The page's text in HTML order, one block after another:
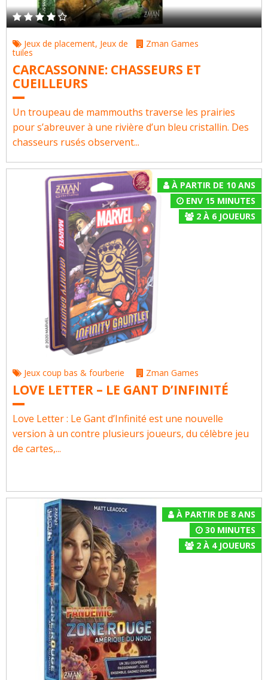
Jeux de placement, Jeux de
tuiles
Zman Games
CARCASSONNE: CHASSEURS ET
CUEILLEURS
Un troupeau de mammouths traverse les prairies
pour s’abreuver à une rivière d’un bleu cristallin. Des
chasseurs rusés observent...
À PARTIR DE 10 ANS
ENV 15 MINUTES
2À 6JOUEURS
Jeux coup bas & fourberie Zman Games
LOVE LETTER – LE GANT D’INFINITÉ
Love Letter : Le Gant d’Infinité est une nouvelle
version à un contre plusieurs joueurs, du célèbre jeu
de cartes,...
À PARTIR DE 8 ANS
30 MINUTES
2À 4JOUEURS